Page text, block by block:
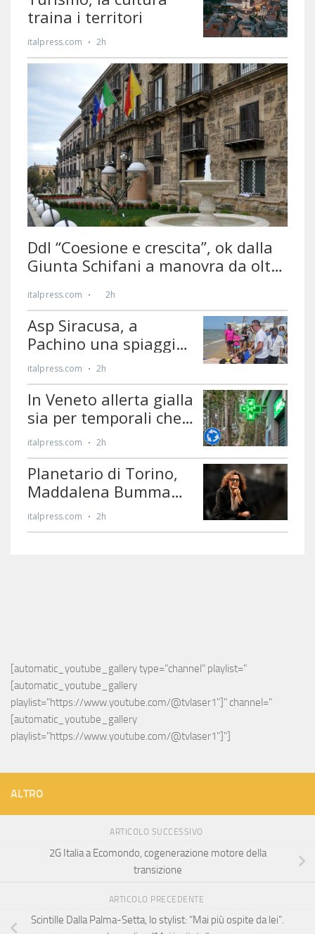
[automatic_youtube_gallery type="channel" playlist="
[automatic_youtube_gallery
playlist="https://www.youtube.com/@tvlaser1"]" channel="
[automatic_youtube_gallery
playlist="https://www.youtube.com/@tvlaser1"]"]
ALTRO
ARTICOLO SUCCESSIVO
2G Italia a Ecomondo, cogenerazione motore della
transizione
ARTICOLO PRECEDENTE
Scintille Dalla Palma-Setta, lo stylist: “Mai più ospite da lei”.